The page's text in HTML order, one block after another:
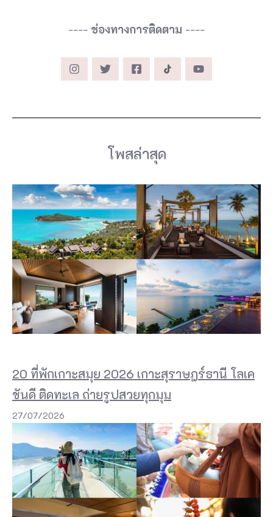
---- ช่องทางการติดตาม ----
โพสล่าสุด
20 ที่พักเกาะสมุย 2026 เกาะสุราษฎร์ธานี โลเค
ชันดี ติดทะเล ถ่ายรูปสวยทุกมุม
27/07/2026